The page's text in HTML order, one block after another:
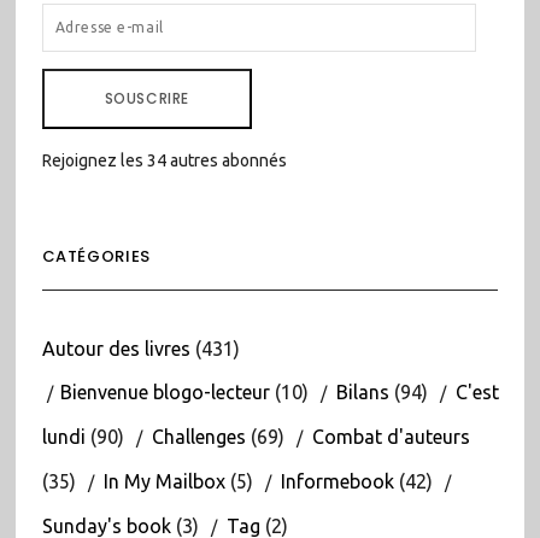
ADRESSE
E-
SOUSCRIRE
Rejoignez les 34 autres abonnés
CATÉGORIES
Autour des livres (431)
Bienvenue blogo-lecteur(10) Bilans (94) C'est
lundi (90) Challenges (69) Combat d'auteurs
(35) In My Mailbox(5) Informebook(42)
Sunday's book(3) Tag (2)